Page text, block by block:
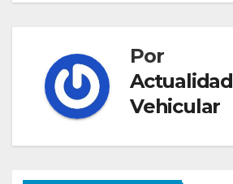
Por
Actualidad
Vehicular